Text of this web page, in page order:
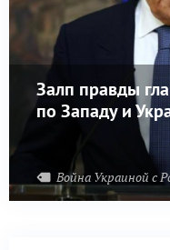
Залп правды
по Западу и
Война Украиной с